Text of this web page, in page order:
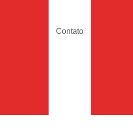
Contato